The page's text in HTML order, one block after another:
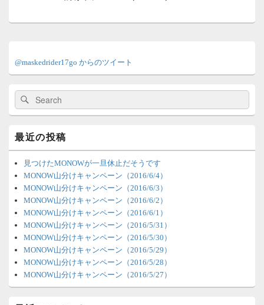
ン
サ
バ
ィ
ジ
ェ
ッ
ア
@maskedrider17go からのツイート
検
索:
検
索
最近の投稿
見つけたMONOWが一旦休止だそうです
MONOW山分けキャンペーン（2016/6/4）
MONOW山分けキャンペーン（2016/6/3）
MONOW山分けキャンペーン（2016/6/2）
MONOW山分けキャンペーン（2016/6/1）
MONOW山分けキャンペーン（2016/5/31）
MONOW山分けキャンペーン（2016/5/30）
MONOW山分けキャンペーン（2016/5/29）
MONOW山分けキャンペーン（2016/5/28）
MONOW山分けキャンペーン（2016/5/27）